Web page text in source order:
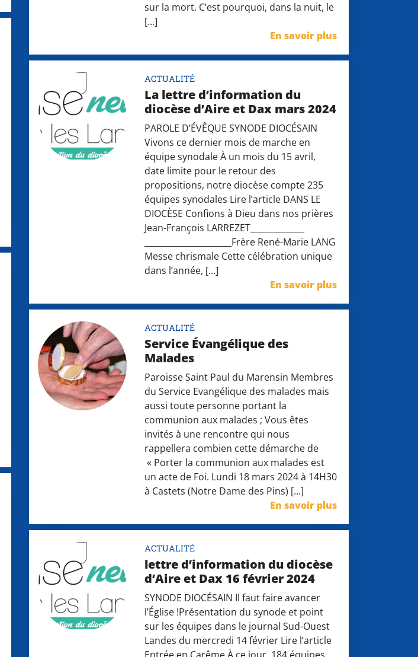
sur la mort. C’est pourquoi, dans la nuit, le
[…]
En savoir plus
ACTUALITÉ
La lettre d’information du
diocèse d’Aire et Dax mars 2024
PAROLE D’ÉVÊQUE SYNODE DIOCÉSAIN
Vivons ce dernier mois de marche en
équipe synodale À un mois du 15 avril,
date limite pour le retour des
propositions, notre diocèse compte 235
équipes synodales Lire l’article DANS LE
DIOCÈSE Confions à Dieu dans nos prières
Jean-François LARREZET_____________
_____________________Frère René-Marie LANG
Messe chrismale Cette célébration unique
dans l’année, […]
En savoir plus
ACTUALITÉ
Service Évangélique des
Malades
Paroisse Saint Paul du Marensin Membres
du Service Evangélique des malades mais
aussi toute personne portant la
communion aux malades ; Vous êtes
invités à une rencontre qui nous
rappellera combien cette démarche de
« Porter la communion aux malades est
un acte de Foi. Lundi 18 mars 2024 à 14H30
à Castets (Notre Dame des Pins) […]
En savoir plus
ACTUALITÉ
lettre d’information du diocèse
d’Aire et Dax 16 février 2024
SYNODE DIOCÉSAIN Il faut faire avancer
l’Église !Présentation du synode et point
sur les équipes dans le journal Sud-Ouest
Landes du mercredi 14 février Lire l’article